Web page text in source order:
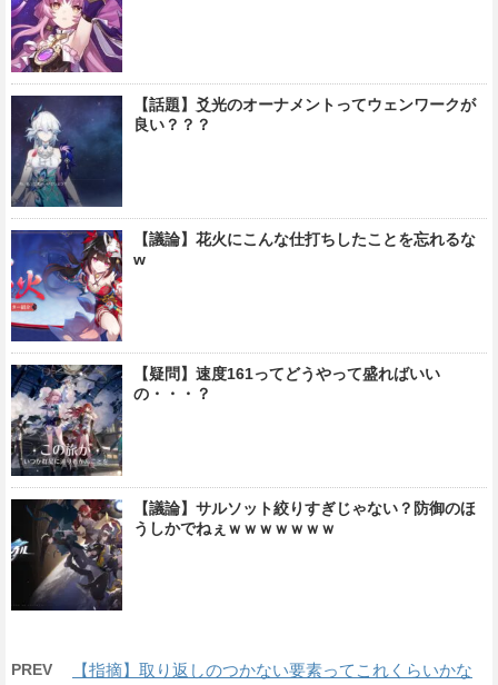
【話題】爻光のオーナメントってウェンワークが
良い？？？
【議論】花火にこんな仕打ちしたことを忘れるな
w
【疑問】速度161ってどうやって盛ればいい
の・・・？
【議論】サルソット絞りすぎじゃない？防御のほ
うしかでねぇｗｗｗｗｗｗｗ
PREV 【指摘】取り返しのつかない要素ってこれくらいかな